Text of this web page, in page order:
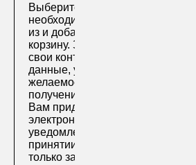
Выберите
необходимые товары
из и добавьте их в
корзину. Заполните
свои контактные
данные, укажите
желаемое время
получения заказа.
Вам придет по
электронной почте
уведомление о
принятии заказа. Как
только заказ